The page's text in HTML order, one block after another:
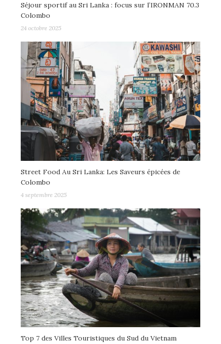
Séjour sportif au Sri Lanka : focus sur l’IRONMAN 70.3
Colombo
24 octobre 2025
Street Food Au Sri Lanka: Les Saveurs épicées de
Colombo
4 septembre 2025
Top 7 des Villes Touristiques du Sud du Vietnam